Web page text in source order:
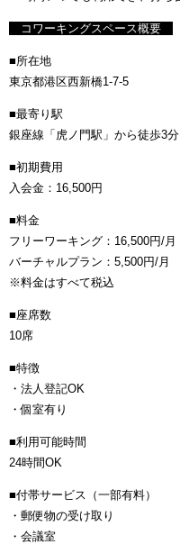
コワーキングスペース概要
■所在地
東京都港区西新橋1-7-5
■最寄り駅
銀座線「虎ノ門駅」から徒歩3分
■初期費用
入会金：16,500円
■料金
フリーワーキング：16,500円/月
バーチャルプラン：5,500円/月
※料金はすべて税込
■座席数
10席
■特徴
・法人登記OK
・個室有り
■利用可能時間
24時間OK
■付帯サービス（一部有料）
・郵便物の受け取り
・会議室